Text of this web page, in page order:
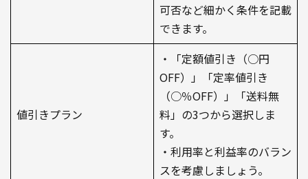
可否など細かく条件を記載
できます。
値引きプラン
・「定額値引き（○円
OFF）」「定率値引き
（○％OFF）」「送料無
料」の3つから選択しま
す。
・利用率と利益率のバラン
スを考慮しましょう。